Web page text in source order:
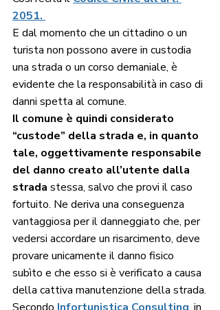
2051.
E dal momento che un cittadino o un
turista non possono avere in custodia
una strada o un corso demaniale, è
evidente che la responsabilità in caso di
danni spetta al comune.
Il comune è quindi considerato
“custode” della strada e, in quanto
tale, oggettivamente responsabile
del danno creato all’utente dalla
strada stessa, salvo che provi il caso
fortuito. Ne deriva una conseguenza
vantaggiosa per il danneggiato che, per
vedersi accordare un risarcimento, deve
provare unicamente il danno fisico
subìto e che esso si è verificato a causa
della cattiva manutenzione della strada.